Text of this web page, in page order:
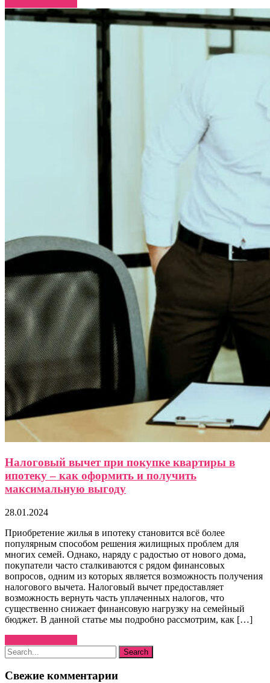
Налоговый вычет при покупке квартиры в
ипотеку – как оформить и получить
максимальную выгоду
28.01.2024
Приобретение жилья в ипотеку становится всё более
популярным способом решения жилищных проблем для
многих семей. Однако, наряду с радостью от нового дома,
покупатели часто сталкиваются с рядом финансовых
вопросов, одним из которых является возможность получения
налогового вычета. Налоговый вычет предоставляет
возможность вернуть часть уплаченных налогов, что
существенно снижает финансовую нагрузку на семейный
бюджет. В данной статье мы подробно рассмотрим, как […]
Свежие комментарии